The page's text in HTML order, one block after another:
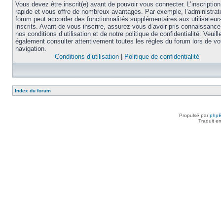
Vous devez être inscrit(e) avant de pouvoir vous connecter.
rapide et vous offre de nombreux avantages. Par exemple,
forum peut accorder des fonctionnalités supplémentaires aux
inscrits. Avant de vous inscrire, assurez-vous d’avoir pris
nos conditions d’utilisation et de notre politique de confidentialité.
également consulter attentivement toutes les règles du forum lors de
navigation.
Conditions d’utilisation
Politique de confidentialité
Index du forum
Propulsé par
Traduit